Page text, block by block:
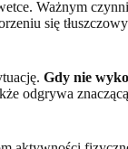
Ważnym
się
Gdy nie
odgrywa